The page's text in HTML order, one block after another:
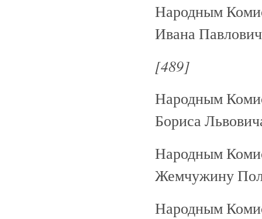
Народным
Ивана
[489]
Народным
Бориса
Народным
Жемчужину
Народным